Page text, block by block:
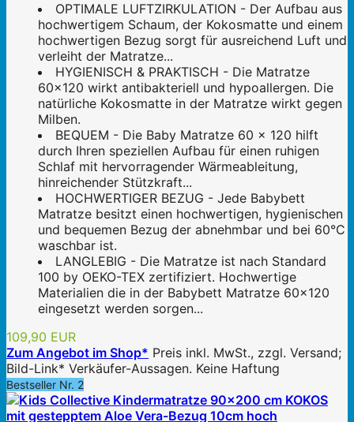
OPTIMALE LUFTZIRKULATION - Der Aufbau aus
hochwertigem Schaum, der Kokosmatte und einem
hochwertigen Bezug sorgt für ausreichend Luft und
verleiht der Matratze...
HYGIENISCH & PRAKTISCH - Die Matratze
60x120 wirkt antibakteriell und hypoallergen. Die
natürliche Kokosmatte in der Matratze wirkt gegen
Milben.
BEQUEM - Die Baby Matratze 60 x 120 hilft
durch Ihren speziellen Aufbau für einen ruhigen
Schlaf mit hervorragender Wärmeableitung,
hinreichender Stützkraft...
HOCHWERTIGER BEZUG - Jede Babybett
Matratze besitzt einen hochwertigen, hygienischen
und bequemen Bezug der abnehmbar und bei 60°C
waschbar ist.
LANGLEBIG - Die Matratze ist nach Standard
100 by OEKO-TEX zertifiziert. Hochwertige
Materialien die in der Babybett Matratze 60x120
eingesetzt werden sorgen...
109,90 EUR
Zum Angebot im Shop* Preis inkl. MwSt., zzgl. Versand;
Bild-Link* Verkäufer-Aussagen. Keine Haftung
Bestseller Nr. 2